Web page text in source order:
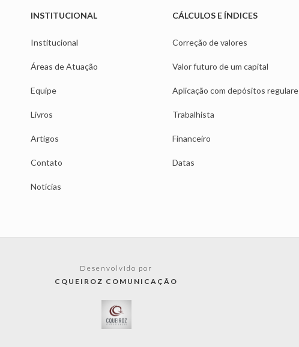
INSTITUCIONAL
Institucional
Áreas de Atuação
Equipe
Livros
Artigos
Contato
Notícias
CÁLCULOS E ÍNDICES
Correção de valores
Valor futuro de um capital
Aplicação com depósitos
Trabalhista
Financeiro
Datas
Desenvolvido por
CQUEIROZ COMUNICAÇÃO